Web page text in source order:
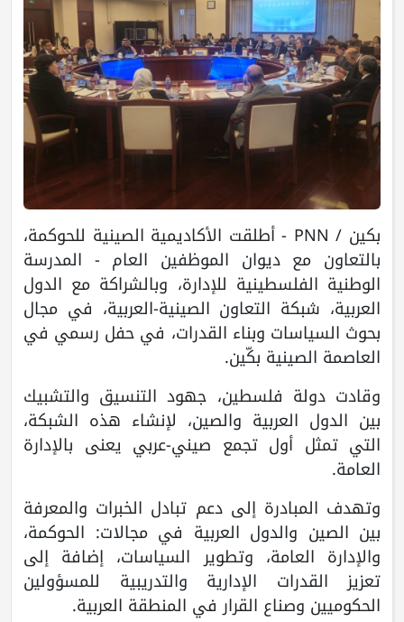
بكين / PNN - أطلقت الأكاديمية الصينية للحوكمة،
بالتعاون مع ديوان الموظفين العام - المدرسة
الوطنية الفلسطينية للإدارة، وبالشراكة مع الدول
العربية، شبكة التعاون الصينية-العربية، في مجال
بحوث السياسات وبناء القدرات، في حفل رسمي في
العاصمة الصينية بكّين.
وقادت دولة فلسطين، جهود التنسيق والتشبيك
بين الدول العربية والصين، لإنشاء هذه الشبكة،
التي تمثل أول تجمع صيني-عربي يعنى بالإدارة
العامة.
وتهدف المبادرة إلى دعم تبادل الخبرات والمعرفة
بين الصين والدول العربية في مجالات: الحوكمة،
والإدارة العامة، وتطوير السياسات، إضافة إلى
تعزيز القدرات الإدارية والتدريبية للمسؤولين
الحكوميين وصناع القرار في المنطقة العربية.